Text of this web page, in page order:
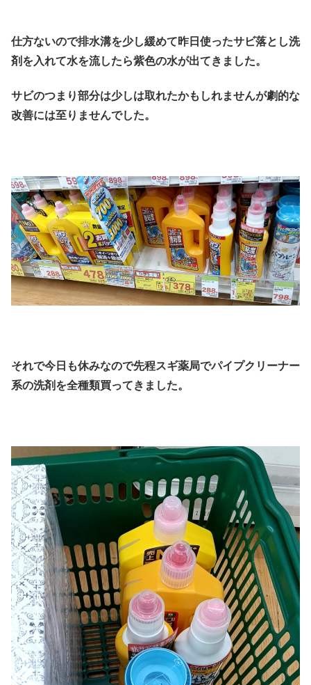
仕方ないので排水溝を少し緩めて昨日使ったサビ落とし洗
剤を入れて水を流したら紫色の水が出てきました。
サビのつまり部分は少しは取れたかもしれませんが劇的な
改善には至りませんでした。
それで今日も休みなので先程スギ薬局でパイプクリーナー
系の洗剤を全種類買ってきました。